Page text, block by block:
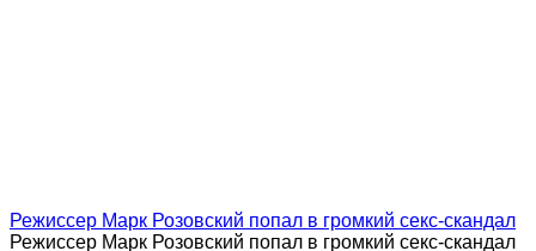
Режиссер Марк Розовский попал в громкий секс-скандал
Режиссер Марк Розовский попал в громкий секс-скандал